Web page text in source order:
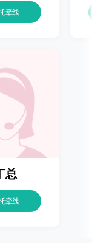
牵线
总
牵线